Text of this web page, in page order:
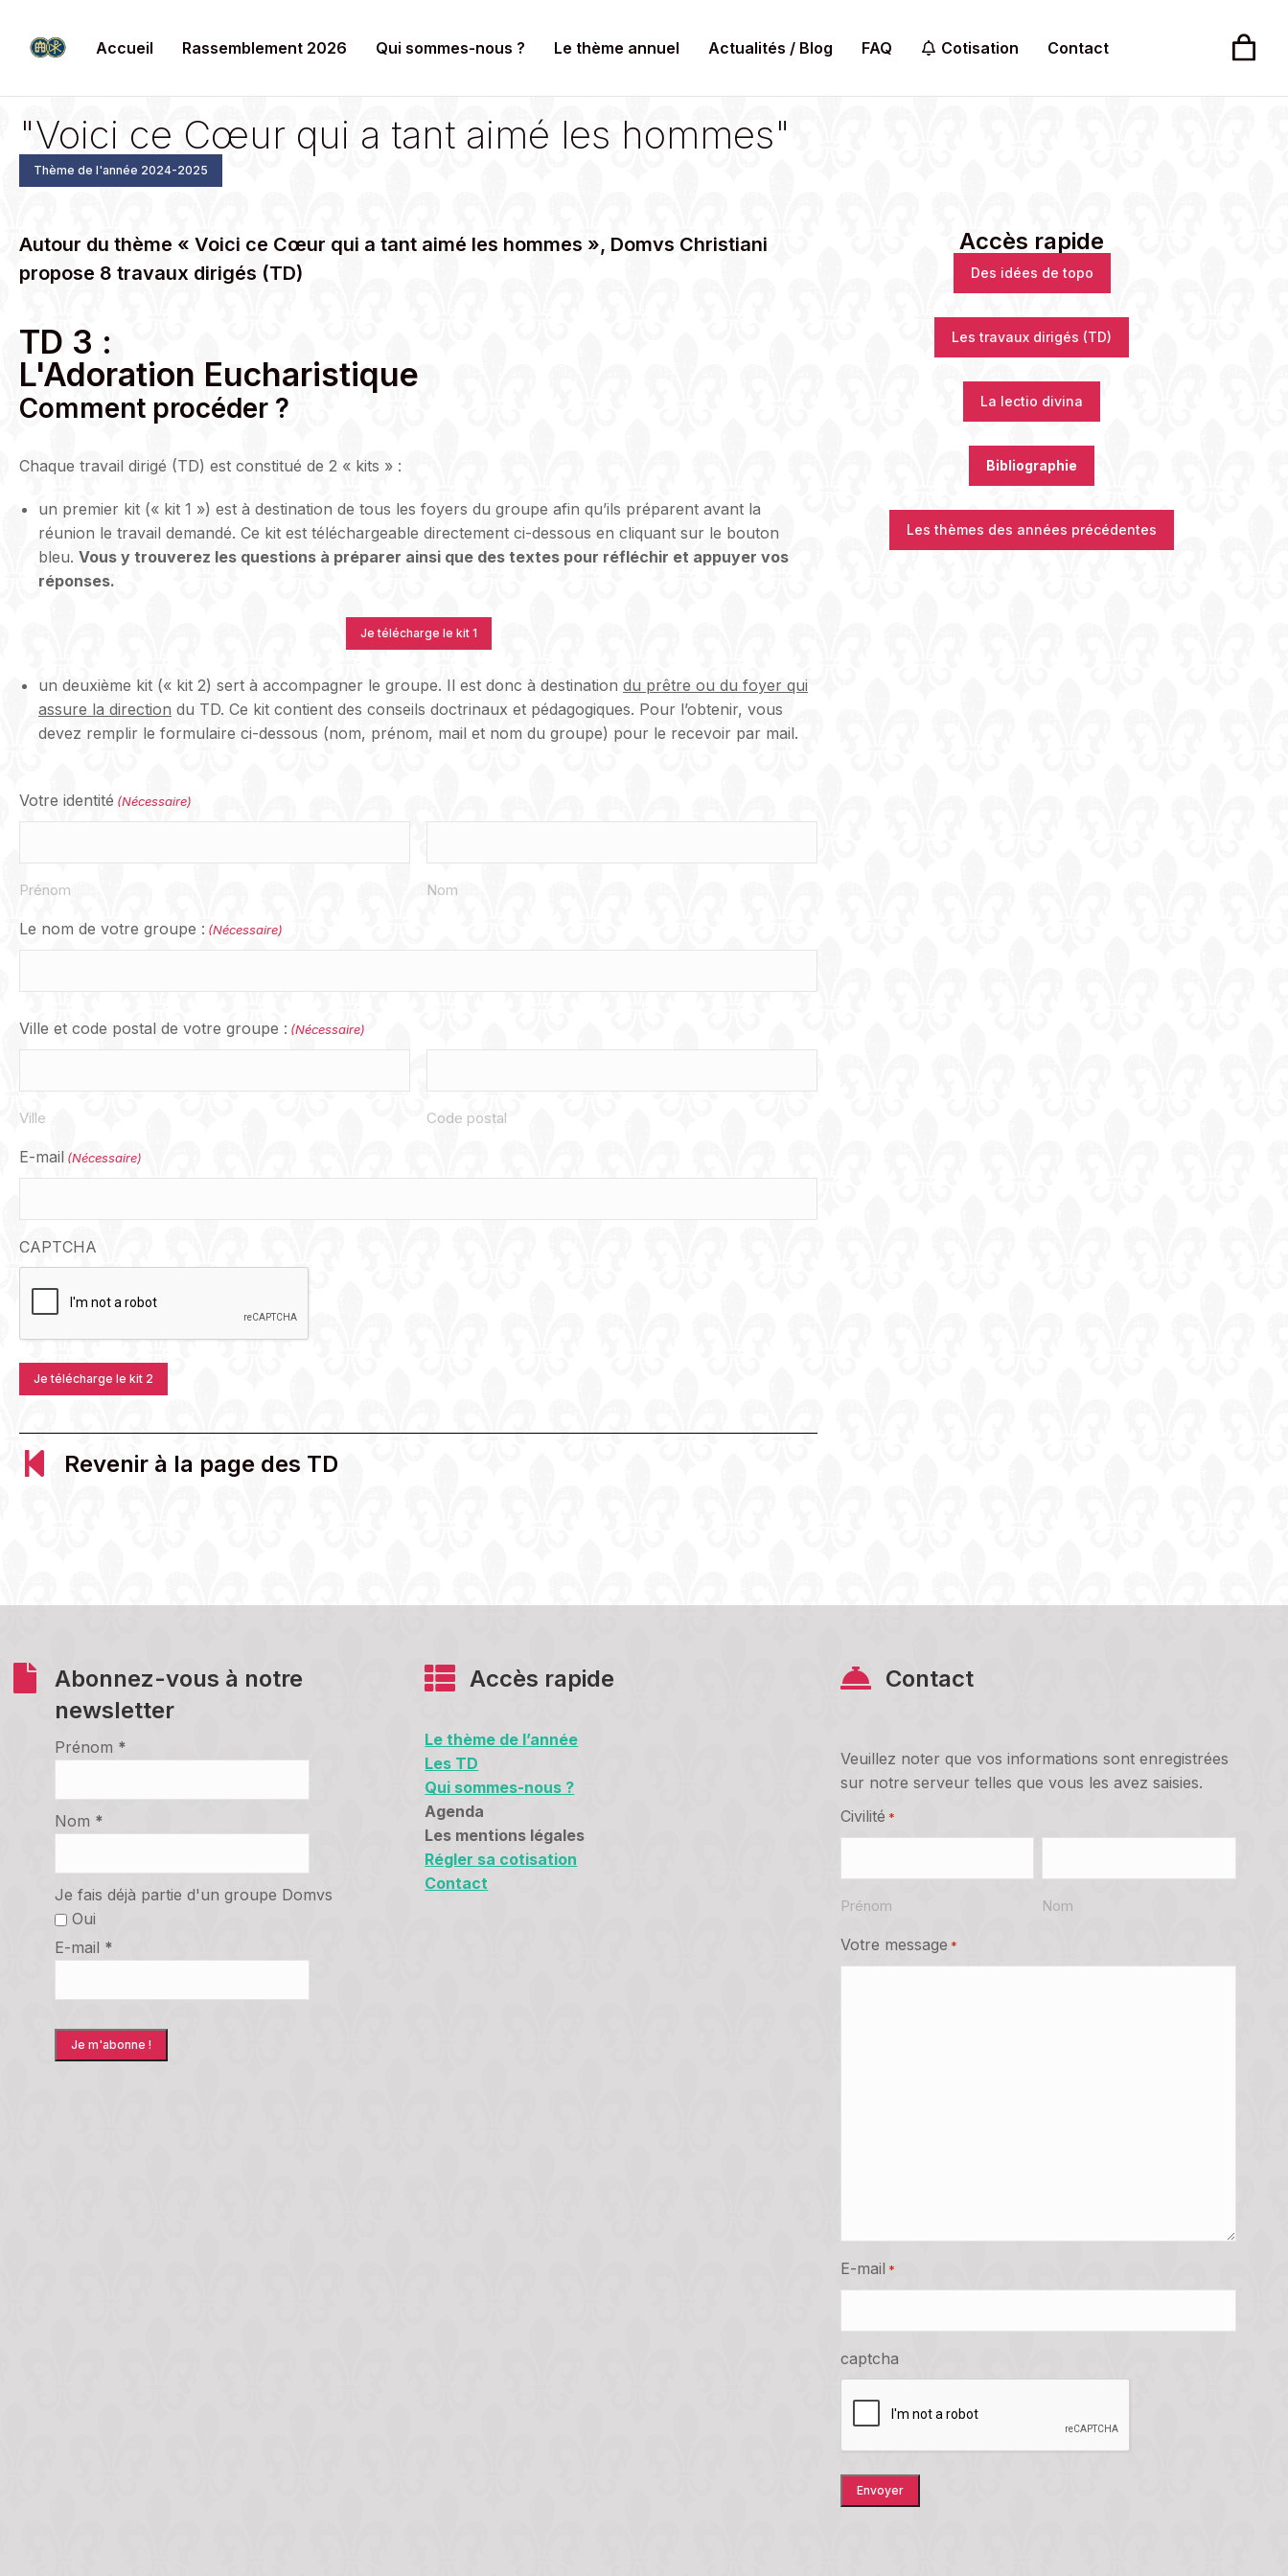
Accueil Rassemblement 2026 Qui sommes-nous ? Le thème annuel Actualités / Blog FAQ Cotisation Contact
"Voici ce Cœur qui a tant aimé les hommes"
Thème de l'année 2024-2025
Autour du thème « Voici ce Cœur qui a tant aimé les hommes », Domvs Christiani
propose 8 travaux dirigés (TD)
TD 3 :
L'Adoration Eucharistique
Comment procéder ?
Chaque travail dirigé (TD) est constitué de 2 « kits » :
un premier kit (« kit 1 ») est à destination de tous les foyers du groupe afin qu’ils préparent avant la
réunion le travail demandé. Ce kit est téléchargeable directement ci-dessous en cliquant sur le bouton
bleu. Vous y trouverez les questions à préparer ainsi que des textes pour réfléchir et appuyer vos
réponses.
Je télécharge le kit 1
un deuxième kit (« kit 2) sert à accompagner le groupe. Il est donc à destination du prêtre ou du foyer qui
assure la direction du TD. Ce kit contient des conseils doctrinaux et pédagogiques. Pour l’obtenir, vous
devez remplir le formulaire ci-dessous (nom, prénom, mail et nom du groupe) pour le recevoir par mail.
Votre identité (Nécessaire)
Prénom Nom
Le nom de votre groupe : (Nécessaire)
Ville et code postal de votre groupe : (Nécessaire)
Ville Code postal
E-mail (Nécessaire)
CAPTCHA
Revenir à la page des TD
Accès rapide
Des idées de topo
Les travaux dirigés (TD)
La lectio divina
Bibliographie
Les thèmes des années précédentes
Abonnez-vous à notre
newsletter
Prénom *
Nom *
Je fais déjà partie d'un groupe Domvs
Oui
E-mail *
Accès rapide
Le thème de l’année
Les TD
Qui sommes-nous ?
Agenda
Les mentions légales
Régler sa cotisation
Contact
Contact
Veuillez noter que vos informations sont enregistrées
sur notre serveur telles que vous les avez saisies.
Civilité *
Prénom Nom
Votre message *
E-mail *
captcha